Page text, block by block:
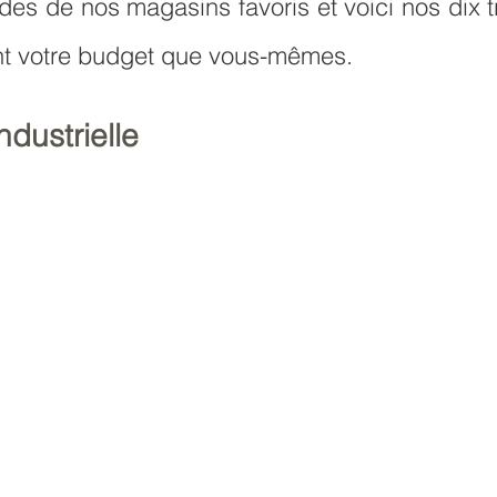
de nos magasins favoris et voici nos dix
votre budget que vous-mêmes.